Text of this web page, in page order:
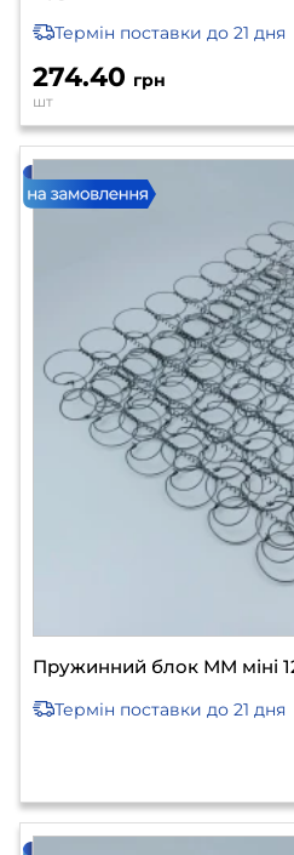
Термін поставки до 21 дня
274.40 грн
шт
Пружинний блок ММ міні
Термін поставки до 21 дня